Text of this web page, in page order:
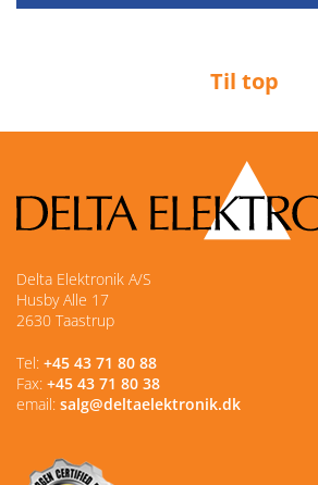
Til top
Delta Elektronik A/S
Husby Alle 17
2630 Taastrup
Tel: +45 43 71 80 88
Fax: +45 43 71 80 38
email: salg@deltaelektronik.dk